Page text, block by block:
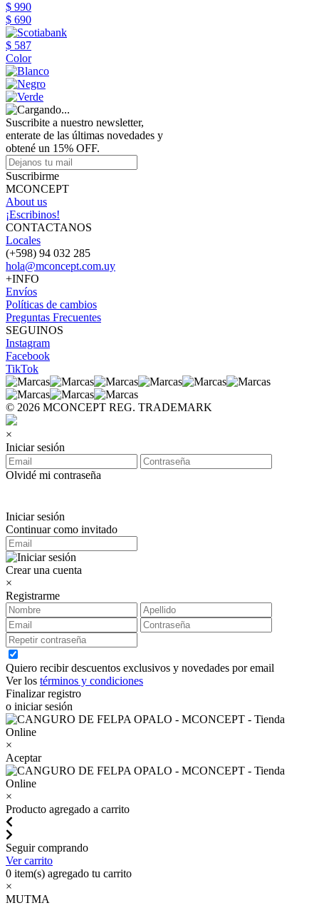
$ 990
$ 690
$ 587
Color
Suscribite a nuestro newsletter,
enterate de las últimas novedades y
obtené un 15% OFF.
Suscribirme
MCONCEPT
About us
¡Escribinos!
CONTACTANOS
Locales
(+598) 94 032 285
hola@mconcept.com.uy
+INFO
Envíos
Políticas de cambios
Preguntas Frecuentes
SEGUINOS
Instagram
Facebook
TikTok
© 2026 MCONCEPT REG. TRADEMARK
×
Iniciar sesión
Olvidé mi contraseña
Iniciar sesión
Continuar como invitado
Crear una cuenta
×
Registrarme
Quiero recibir descuentos exclusivos y novedades por email
Ver los términos y condiciones
Finalizar registro
o iniciar sesión
×
Aceptar
×
Producto agregado a carrito
Seguir comprando
Ver carrito
0 item(s) agregado tu carrito
×
MUTMA